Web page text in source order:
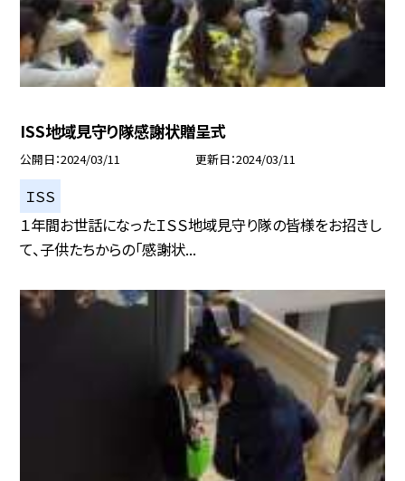
ISS地域見守り隊感謝状贈呈式
公開日 2024/03/11 更新日 2024/03/11
ＩＳＳ
１年間お世話になったＩＳＳ地域見守り隊の皆様をお招きし
て、子供たちからの「感謝状...